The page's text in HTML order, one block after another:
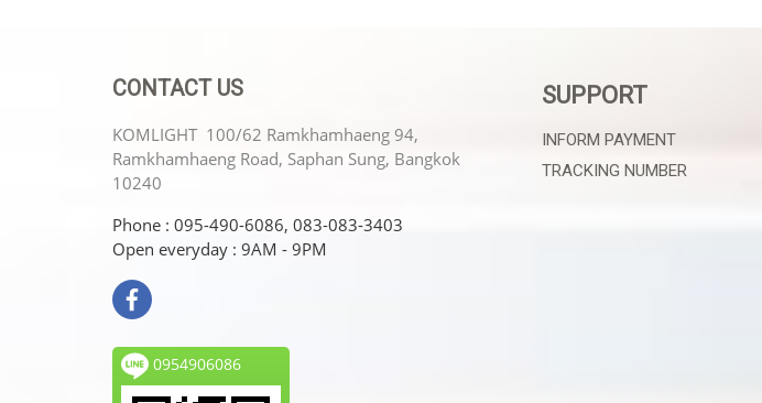
CONTACT US
KOMLIGHT 100/62 Ramkhamhaeng 94,
Ramkhamhaeng Road, Saphan Sung, Bangkok
10240
Phone : 095-490-6086, 083-083-3403
Open everyday : 9AM - 9PM
0954906086
SUPPORT
INFORM PAYMENT
TRACKING NUMBER